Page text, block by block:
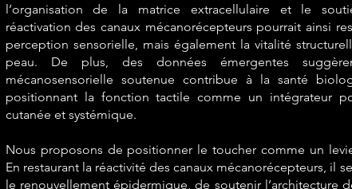
l’organisation de la matrice extracellulaire et le
réactivation des canaux mécanorécepteurs pourrait ainsi
perception sensorielle, mais également la vitalité
peau. De plus, des données émergentes
mécanosensorielle soutenue contribue à la santé
positionnant la fonction tactile comme un intégrateur
cutanée et systémique.
Nous proposons de positionner le toucher comme un
En restaurant la réactivité des canaux mécanorécepteurs, il
le renouvellement épidermique, de soutenir l’architecture